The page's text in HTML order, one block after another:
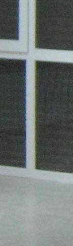
<p>центр города
подсобного
проходимость,
окружение жилого
наличие
1 - 3-x фазный
по потребностям
линия, интернет</p>
Где находится